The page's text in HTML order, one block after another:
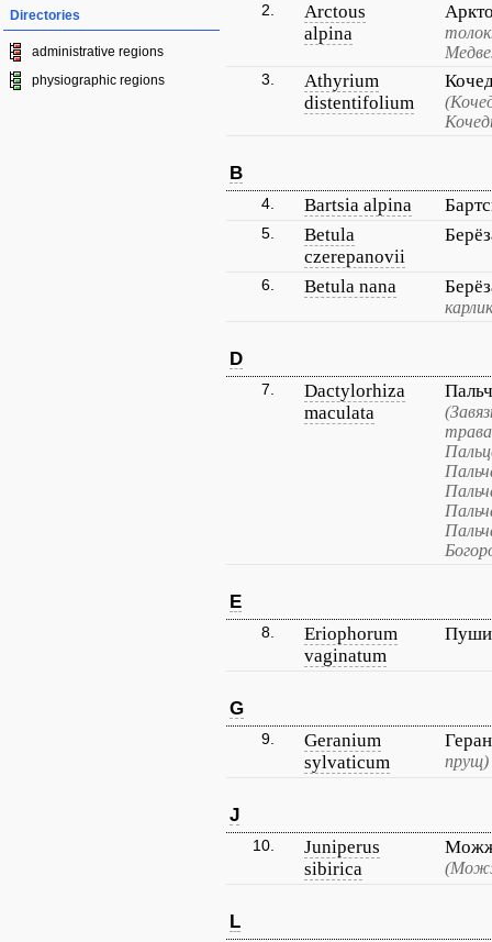
Directories
administrative regions
physiographic regions
2.
Arctous
alpina
3.
Athyrium
distentifolium
B
4. Bartsia alpina
5.
Betula
czerepanovii
6. Betula nana
D
7.
Dactylorhiza
maculata
E
8.
Eriophorum
vaginatum
G
9.
Geranium
sylvaticum
прущ)
J
10.
Juniperus
sibirica
L